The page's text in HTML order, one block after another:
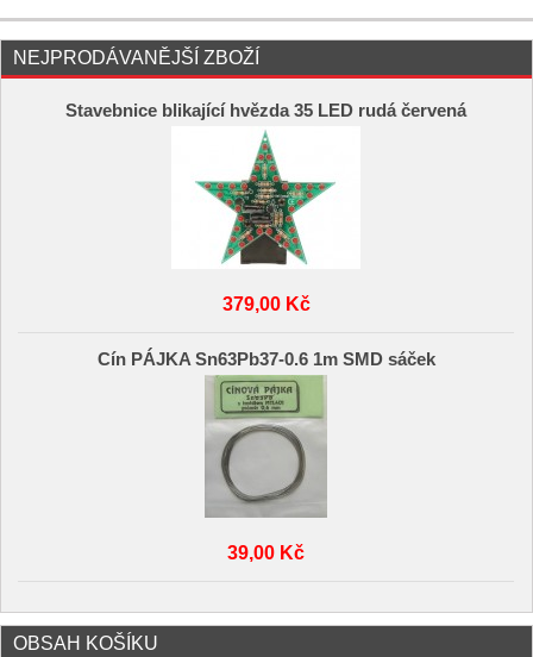
NEJPRODÁVANĚJŠÍ ZBOŽÍ
Stavebnice blikající hvězda 35 LED rudá červená
379,00 Kč
Cín PÁJKA Sn63Pb37-0.6 1m SMD sáček
39,00 Kč
OBSAH KOŠÍKU